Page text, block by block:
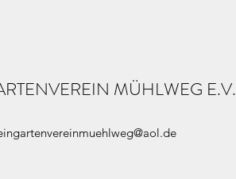
MÜHLWEG E.V.